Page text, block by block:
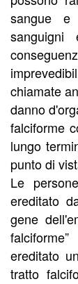
sangue e
chiamate
danno
falciforme
lungo
punto di
Le
ereditato
gene
ereditato
tratto